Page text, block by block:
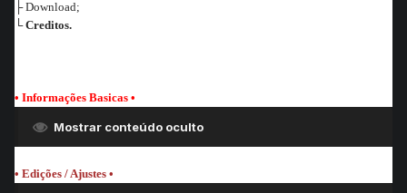
├ Download;
└ Creditos.
• Informações Basicas •
Mostrar conteúdo oculto
• Edições / Ajustes •